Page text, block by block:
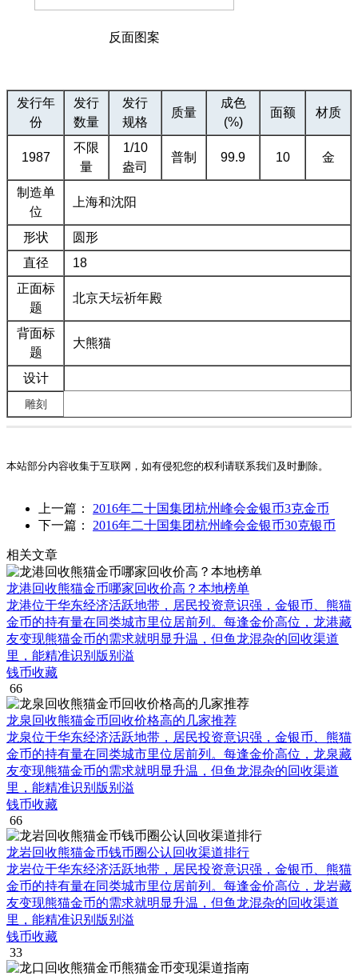
反面图案
发行年
份
发行
数量
发行
规格
质量
成色
(%)
面额 材质
1987
不限
量
1/10
盎司
普制 99.9 10 金
制造单
位
上海和沈阳
形状
圆形
直径
18
正面标
题
北京天坛祈年殿
背面标
题
大熊猫
设计
雕刻
本站部分内容收集于互联网，如有侵犯您的权利请联系我们及时删除。
上一篇： 2016年二十国集团杭州峰会金银币3克金币
下一篇： 2016年二十国集团杭州峰会金银币30克银币
相关文章
龙港回收熊猫金币哪家回收价高？本地榜单
龙港位于华东经济活跃地带，居民投资意识强，金银币、熊猫
金币的持有量在同类城市里位居前列。每逢金价高位，龙港藏
友变现熊猫金币的需求就明显升温，但鱼龙混杂的回收渠道
里，能精准识别版别溢
钱币收藏
66
龙泉回收熊猫金币回收价格高的几家推荐
龙泉位于华东经济活跃地带，居民投资意识强，金银币、熊猫
金币的持有量在同类城市里位居前列。每逢金价高位，龙泉藏
友变现熊猫金币的需求就明显升温，但鱼龙混杂的回收渠道
里，能精准识别版别溢
钱币收藏
66
龙岩回收熊猫金币钱币圈公认回收渠道排行
龙岩位于华东经济活跃地带，居民投资意识强，金银币、熊猫
金币的持有量在同类城市里位居前列。每逢金价高位，龙岩藏
友变现熊猫金币的需求就明显升温，但鱼龙混杂的回收渠道
里，能精准识别版别溢
钱币收藏
33